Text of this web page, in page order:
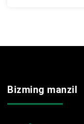
Bizming manzil